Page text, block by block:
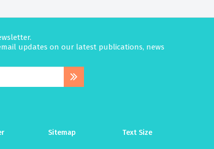
updates on our latest publications, news
Sitemap Text Size